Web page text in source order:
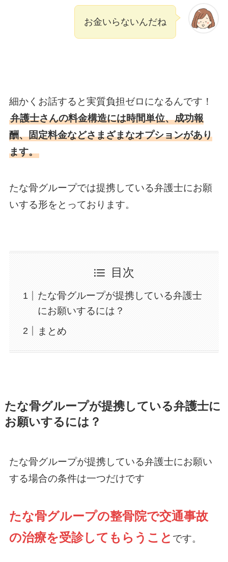
お金いらないんだね
細かくお話すると実質負担ゼロになるんです！
弁護士さんの料金構造には時間単位、成功報
酬、固定料金などさまざまなオプションがあり
ます。
たな骨グループでは提携している弁護士にお願
いする形をとっております。
目次
たな骨グループが提携している弁護士
にお願いするには？
まとめ
たな骨グループが提携している弁護士に
お願いするには？
たな骨グループが提携している弁護士にお願い
する場合の条件は一つだけです
たな骨グループの整骨院で交通事故
の治療を受診してもらうこと です。